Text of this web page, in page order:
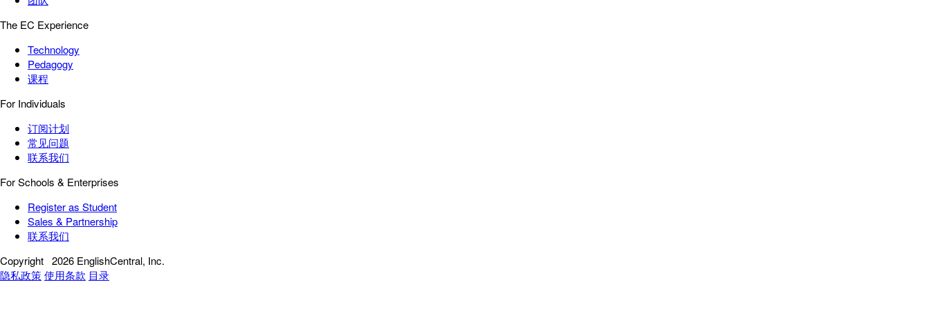
The EC Experience
Technology
Pedagogy
课程
For Individuals
订阅计划
常见问题
联系我们
For Schools & Enterprises
Register as Student
Sales & Partnership
联系我们
Copyright 2026 EnglishCentral, Inc.
隐私政策使用条款 目录